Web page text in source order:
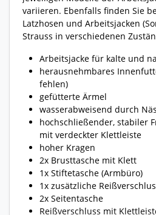
variieren. Ebenfalls finden Sie
Latzhosen und Arbeitsjacken
Strauss in verschiedenen
Arbeitsjacke für kalte und
herausnehmbares
fehlen)
gefütterte Ärmel
wasserabweisend durch
hochschließender, stabiler
mit verdeckter Klettleiste
hoher Kragen
2x Brusttasche mit Klett
1x Stiftetasche (Armbüro)
1x zusätzliche
2x Seitentasche
Reißverschluss mit